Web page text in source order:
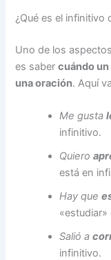
¿Qué es el infinitivo
Uno de los
es sabercuándo
una oración. Aquí
Me gusta
infinitivo.
Quiero
está en
Hay que
Salió a
infinitivo.